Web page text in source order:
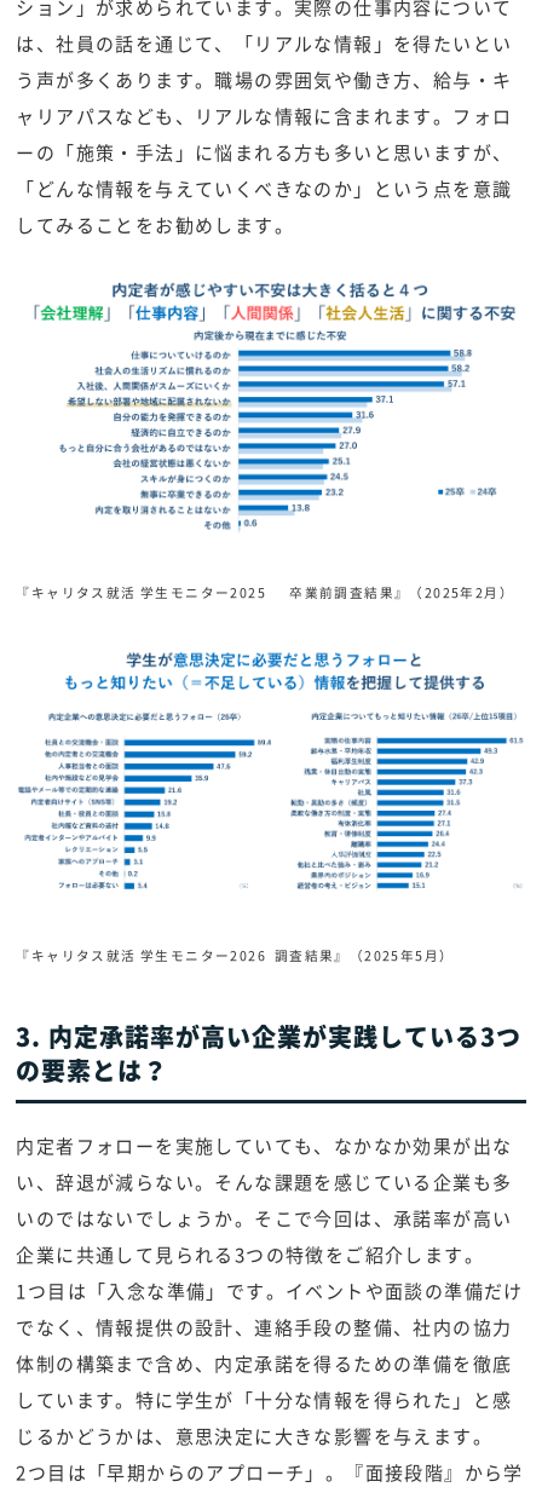
ション」が求められています。実際の仕事内容について
は、社員の話を通じて、「リアルな情報」を得たいとい
う声が多くあります。職場の雰囲気や働き方、給与・キ
ャリアパスなども、リアルな情報に含まれます。フォロ
ーの「施策・手法」に悩まれる方も多いと思いますが、
「どんな情報を与えていくべきなのか」という点を意識
してみることをお勧めします。
『キャリタス就活 学生モニター2025 卒業前調査結果』（2025年2月）
『キャリタス就活 学生モニター2026 調査結果』（2025年5月）
3. 内定承諾率が高い企業が実践している3つ
の要素とは？
内定者フォローを実施していても、なかなか効果が出な
い、辞退が減らない。そんな課題を感じている企業も多
いのではないでしょうか。そこで今回は、承諾率が高い
企業に共通して見られる3つの特徴をご紹介します。
1つ目は「入念な準備」です。イベントや面談の準備だけ
でなく、情報提供の設計、連絡手段の整備、社内の協力
体制の構築まで含め、内定承諾を得るための準備を徹底
しています。特に学生が「十分な情報を得られた」と感
じるかどうかは、意思決定に大きな影響を与えます。
2つ目は「早期からのアプローチ」。『面接段階』から学